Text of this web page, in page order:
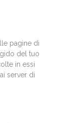
pagine di
del tuo
in essi
server di